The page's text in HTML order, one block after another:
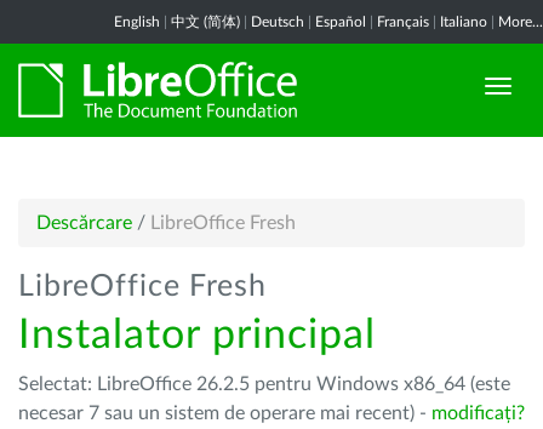
English 中文 (简体) Deutsch Español Français Italiano More...
Descărcare / LibreOffice Fresh
LibreOffice Fresh
Instalator principal
Selectat: LibreOffice 26.2.5 pentru Windows x86_64 (este
necesar 7 sau un sistem de operare mai recent) - modificați?